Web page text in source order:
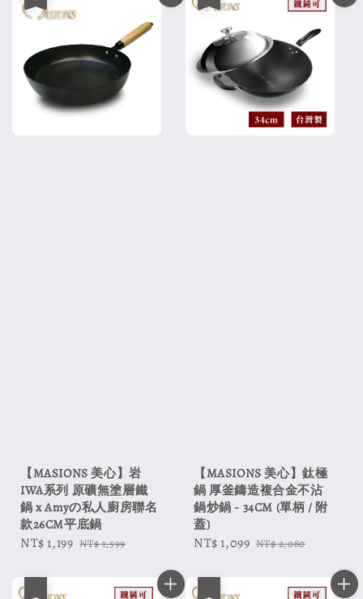
【MASIONS 美心】岩
IWA系列 原礦無塗層鐵
鍋 x Amyの私人廚房聯名
款26CM平底鍋
Sale
NT$ 1,199 Regular
NT$ 1,599
【MASIONS 美心】鈦極
鍋 厚釜鑄造複合金不沾
鍋炒鍋 - 34CM (單柄 / 附
蓋)
Sale
NT$ 1,099 Regular
NT$ 2,080